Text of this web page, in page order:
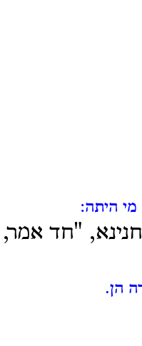
מי היתה:
"חד אמר,
הן.